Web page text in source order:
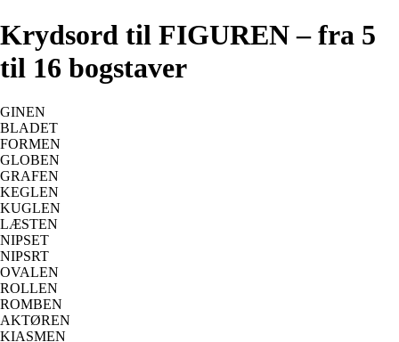
Krydsord til FIGUREN – fra 5
til 16 bogstaver
GINEN
BLADET
FORMEN
GLOBEN
GRAFEN
KEGLEN
KUGLEN
LÆSTEN
NIPSET
NIPSRT
OVALEN
ROLLEN
ROMBEN
AKTØREN
KIASMEN